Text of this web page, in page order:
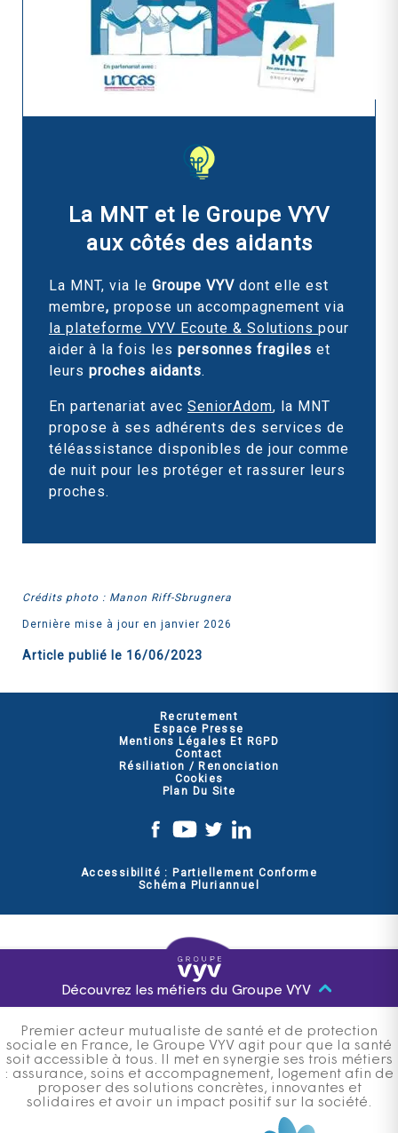
La MNT et le Groupe VYV
aux côtés des aidants
La MNT, via le Groupe VYV dont elle est
membre, propose un accompagnement via
la plateforme VYV Ecoute & Solutions pour
aider à la fois les personnes fragiles et
leurs proches aidants.
En partenariat avec SeniorAdom, la MNT
propose à ses adhérents des services de
téléassistance disponibles de jour comme
de nuit pour les protéger et rassurer leurs
proches.
Crédits photo : Manon Riff-Sbrugnera
Dernière mise à jour en janvier 2026
Article publié le 16/06/2023
Recrutement
Espace Presse
Mentions Légales Et RGPD
Contact
Résiliation / Renonciation
Cookies
Plan Du Site
Accessibilité : Partiellement Conforme
Schéma Pluriannuel
Découvrez les métiers du Groupe VYV
Premier acteur mutualiste de santé et de protection
sociale en France, le Groupe VYV agit pour que la santé
soit accessible à tous. Il met en synergie ses trois métiers
: assurance, soins et accompagnement, logement afin de
proposer des solutions concrètes, innovantes et
solidaires et avoir un impact positif sur la société.